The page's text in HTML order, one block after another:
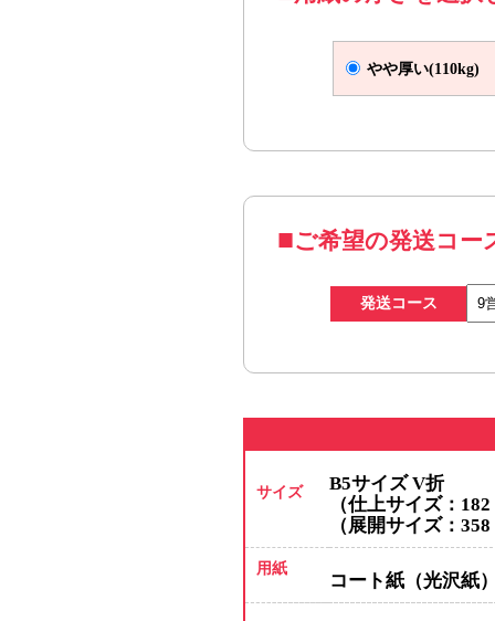
A4サイズ V折 仕上が
B5サイズ V折 仕上が
やや厚い(110kg)
ご希望の発送コ
発送コース
サイズ
B5サイズ V折
（仕上サイズ：
（展開サイズ：
用紙
コート紙（光沢紙